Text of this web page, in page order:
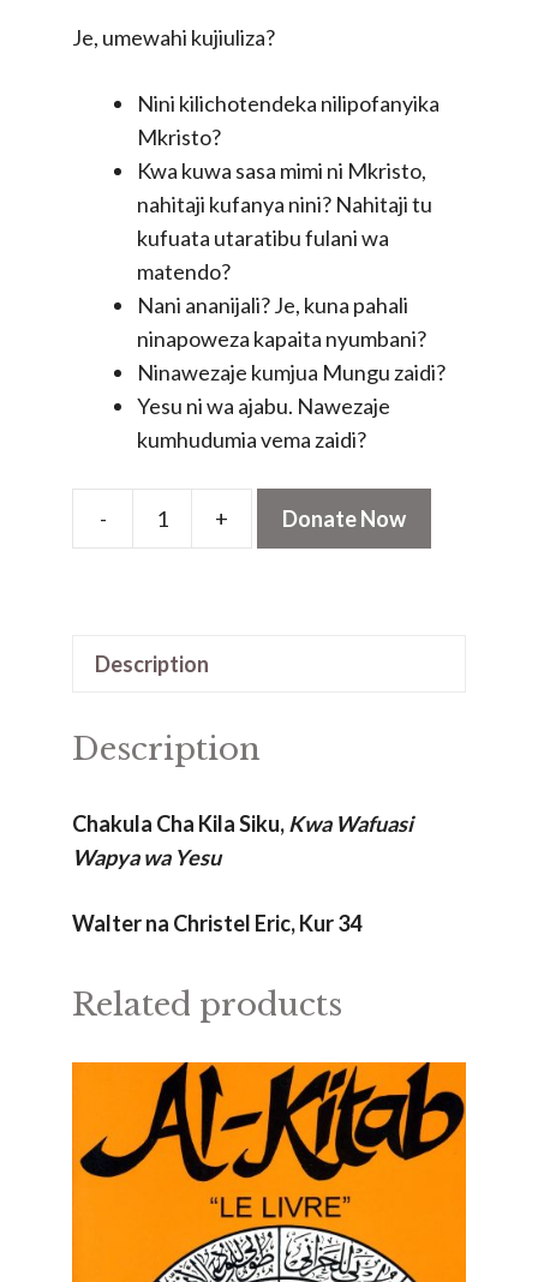
Je, umewahi kujiuliza?
Nini kilichotendeka nilipofanyika
Mkristo?
Kwa kuwa sasa mimi ni Mkristo,
nahitaji kufanya nini? Nahitaji tu
kufuata utaratibu fulani wa
matendo?
Nani ananijali? Je, kuna pahali
ninapoweza kapaita nyumbani?
Ninawezaje kumjua Mungu zaidi?
Yesu ni wa ajabu. Nawezaje
kumhudumia vema zaidi?
-
Chakula
+ Donate Now
Description
Description
Chakula Cha Kila Siku,Kwa Wafuasi
Wapya wa Yesu
Walter na Christel Eric, Kur 34
Related products